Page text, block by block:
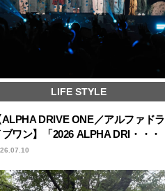
LIFE STYLE
ALPHA DRIVE ONE／アルファドラ
ブワン】「2026 ALPHA DRI・・・